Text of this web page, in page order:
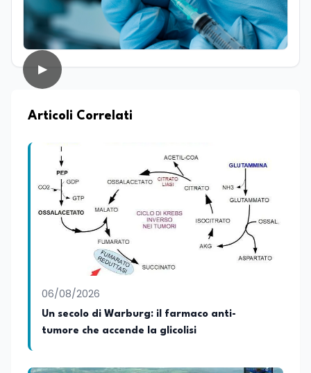
contenuti focalizzati su istruzione,
formazione, ricerca e nuove tecnologie.
Nella sua attività professionale, coniuga il
rigore dell'approfondimento giornalistico
lo sviluppo dello spirito critico. Nel corso
giornalistiche, distinguendosi per la
capacità di interpretare la cultura come
motore di cambiamento sociale e
organizzativo.
▶
Articoli Correlati
06/08/2026
Un secolo di Warburg: il farmaco anti-
tumore che accende la glicolisi